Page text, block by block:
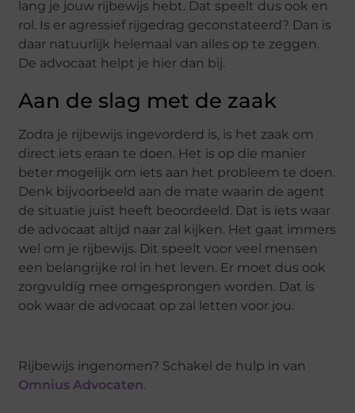
lang je jouw rijbewijs hebt. Dat speelt dus ook en
rol. Is er agressief rijgedrag geconstateerd? Dan is
daar natuurlijk helemaal van alles op te zeggen.
De advocaat helpt je hier dan bij.
Aan de slag met de zaak
Zodra je rijbewijs ingevorderd is, is het zaak om
direct iets eraan te doen. Het is op die manier
beter mogelijk om iets aan het probleem te doen.
Denk bijvoorbeeld aan de mate waarin de agent
de situatie juist heeft beoordeeld. Dat is iets waar
de advocaat altijd naar zal kijken. Het gaat immers
wel om je rijbewijs. Dit speelt voor veel mensen
een belangrijke rol in het leven. Er moet dus ook
zorgvuldig mee omgesprongen worden. Dat is
ook waar de advocaat op zal letten voor jou.
Rijbewijs ingenomen? Schakel de hulp in van
Omnius Advocaten.